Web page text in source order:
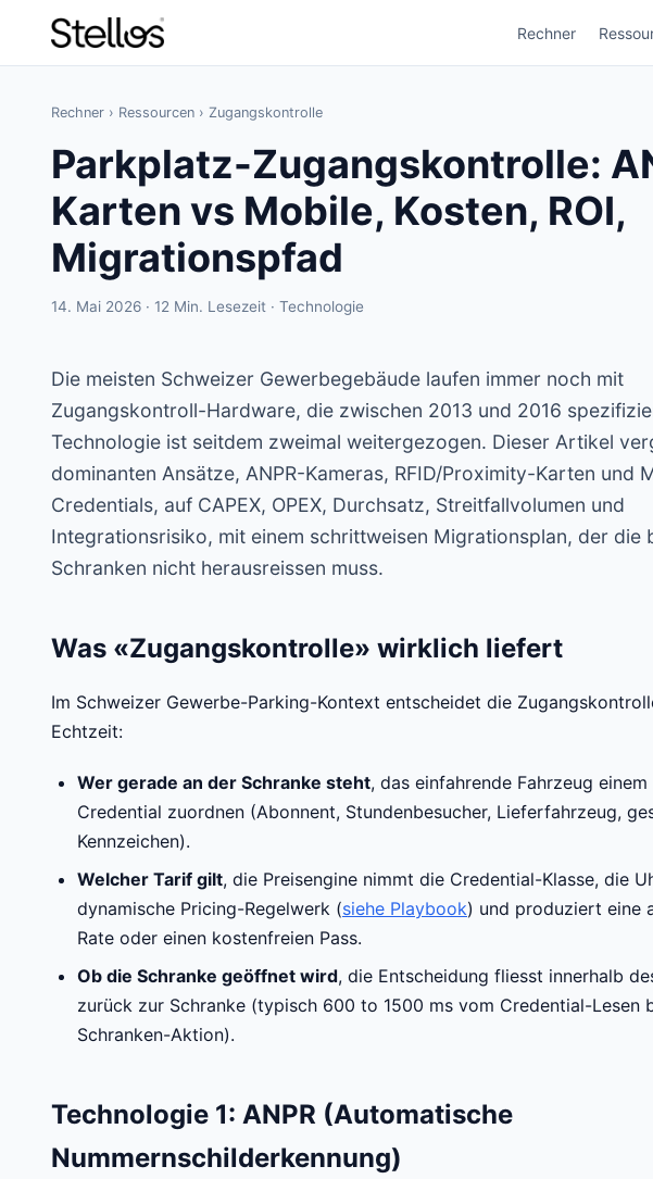
Rechner
Rechner › Ressourcen › Zugangskontrolle
Parkplatz-Zugangskontrolle:
Karten vs Mobile, Kosten, ROI,
Migrationspfad
14. Mai 2026 · 12 Min. Lesezeit · Technologie
Die meisten Schweizer Gewerbegebäude laufen immer noch mit
Zugangskontroll-Hardware, die zwischen 2013 und 2016
Technologie ist seitdem zweimal weitergezogen. Dieser Artikel
dominanten Ansätze, ANPR-Kameras, RFID/Proximity-Karten und
Credentials, auf CAPEX, OPEX, Durchsatz, Streitfallvolumen und
Integrationsrisiko, mit einem schrittweisen Migrationsplan, der die
Schranken nicht herausreissen muss.
Was «Zugangskontrolle» wirklich liefert
Im Schweizer Gewerbe-Parking-Kontext entscheidet die
Echtzeit:
Wer gerade an der Schranke steht, das einfahrende Fahrzeug
Credential zuordnen (Abonnent, Stundenbesucher, Lieferfahrzeug,
Kennzeichen).
Welcher Tarif gilt, die Preisengine nimmt die Credential-Klasse, die
dynamische Pricing-Regelwerk (siehe Playbook) und produziert eine
Rate oder einen kostenfreien Pass.
Ob die Schranke geöffnet wird, die Entscheidung fliesst innerhalb
zurück zur Schranke (typisch 600 to 1500 ms vom Credential-Lesen
Schranken-Aktion).
Technologie 1: ANPR (Automatische
Nummernschilderkennung)